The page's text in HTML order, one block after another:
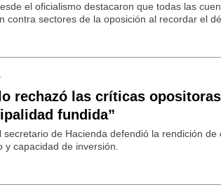
el oficialismo destacaron que todas las
contra sectores de la oposición al recordar el
rechazó las críticas
fundida”
secretario de Hacienda defendió la rendición
y capacidad de inversión.